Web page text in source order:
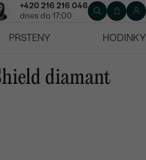
+420 216 216 046
dnes do 17:00
PRSTENY
HODINKY
diamant